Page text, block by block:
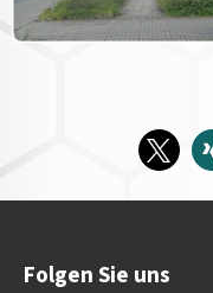
Folgen Sie uns